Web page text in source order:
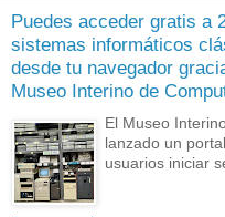
Puedes acceder gratis a
sistemas informáticos
desde tu navegador
Museo Interino de
El Museo
lanzado un
usuarios iniciar